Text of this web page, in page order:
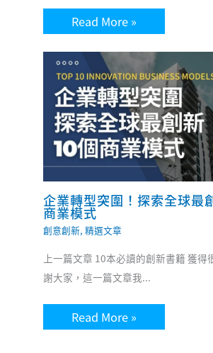
Read More »
企業轉型突圍！探索全球最
商業模式
創意創新,精選文章
上一篇文章 10本必讀的創新書籍 獲得
謝大家，這一篇文章我...
Read More »